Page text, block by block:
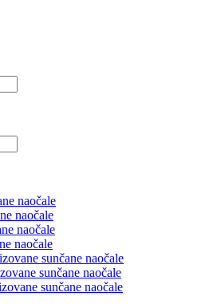
naočale
naočale
naočale
naočale
sunčane naočale
sunčane naočale
sunčane naočale